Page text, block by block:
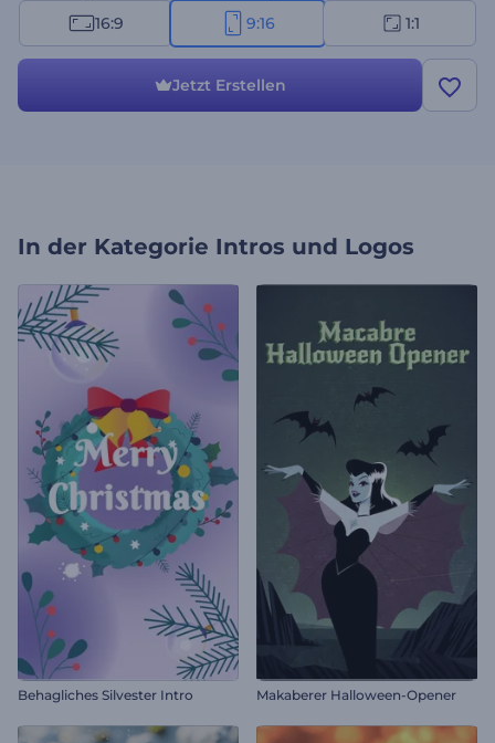
Vorlage, indem Sie Ihre Festtagsbotschaften eingeben, Ihr Logo
hochladen und das Video mit thematischer Hintergrundmusik
Grußvideos, gruselige Veranstaltungen oder Einladungen und viele
16:9 9:16 1:1
Jetzt Erstellen
In der Kategorie Intros und Logos
Behagliches Silvester Intro Makaberer Halloween-Opener